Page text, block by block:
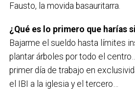
Fausto, la movida basauritarra.
¿Qué es lo primero que harías
Bajarme el sueldo hasta límites
plantar árboles por todo el
primer día de trabajo en
el IBI a la iglesia y el tercero…